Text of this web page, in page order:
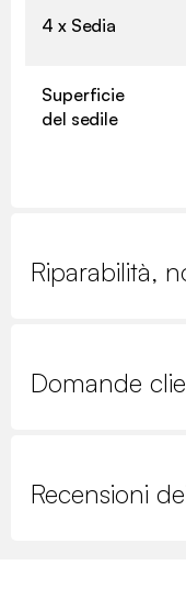
4 x Sedia
Superficie
del sedile
Riparabilità,
Domande
Recensioni